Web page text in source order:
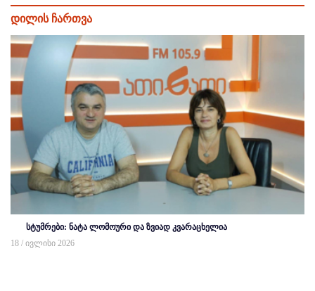
დილის ჩართვა
სტუმრები: ნატა ლომოური და ზვიად კვარაცხელია
18 / ივლისი 2026